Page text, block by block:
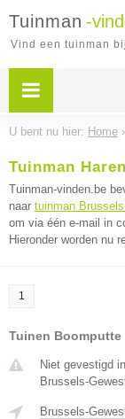
Tuinman -
Vind een tuinman
U bent nu hier: Home
Tuinman Haren
Tuinman-vinden.be
naar tuinman
om via één e-mail in
Hieronder worden nu
1
Tuinen Boomputte
Niet gevestigd
Brussels-
Brussels-